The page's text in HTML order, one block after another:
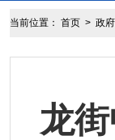
当前位置： 首页> 政
龙